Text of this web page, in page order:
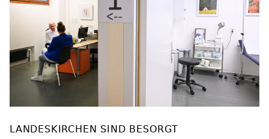
LANDESKIRCHEN SIND BESORGT